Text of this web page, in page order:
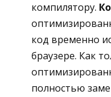
компилятору.
код временно
браузере. Как
полностью